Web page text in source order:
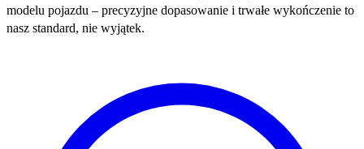
modelu pojazdu – precyzyjne dopasowanie i trwałe wykończenie to
nasz standard, nie wyjątek.